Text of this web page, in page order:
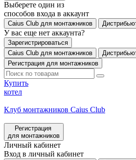
Выберете один из
способов входа в аккаунт
Caius Club для монтажников
У вас еще нет аккаунта?
Зарегистрироваться
Caius Club для монтажников
Регистрация для монтажников
Купить
котел
Клуб монтажников Caius Club
Регистрация
для монтажников
Личный кабинет
Вход в личный кабинет